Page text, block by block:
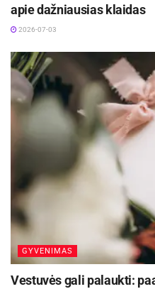
apie dažniausias klaidas
2026-07-03
GYVENIMAS
Vestuvės gali palaukti: